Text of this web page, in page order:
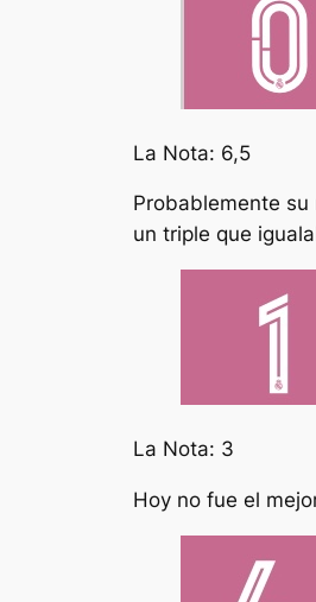
La Nota: 6,5
Probablemente
un triple que
La Nota: 3
Hoy no fue el